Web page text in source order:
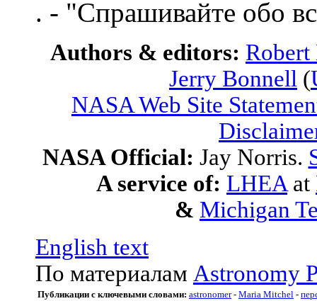
. - "Спрашивайте обо
Authors & editors:
Jerry Bonnell (
NASA Web Site
NASA Official: Jay Norris.
A service of: LHEA at
& Michigan
English text
По материалам Astronomy
Публикации с ключевыми словами: astronomer- Maria Mitchel -